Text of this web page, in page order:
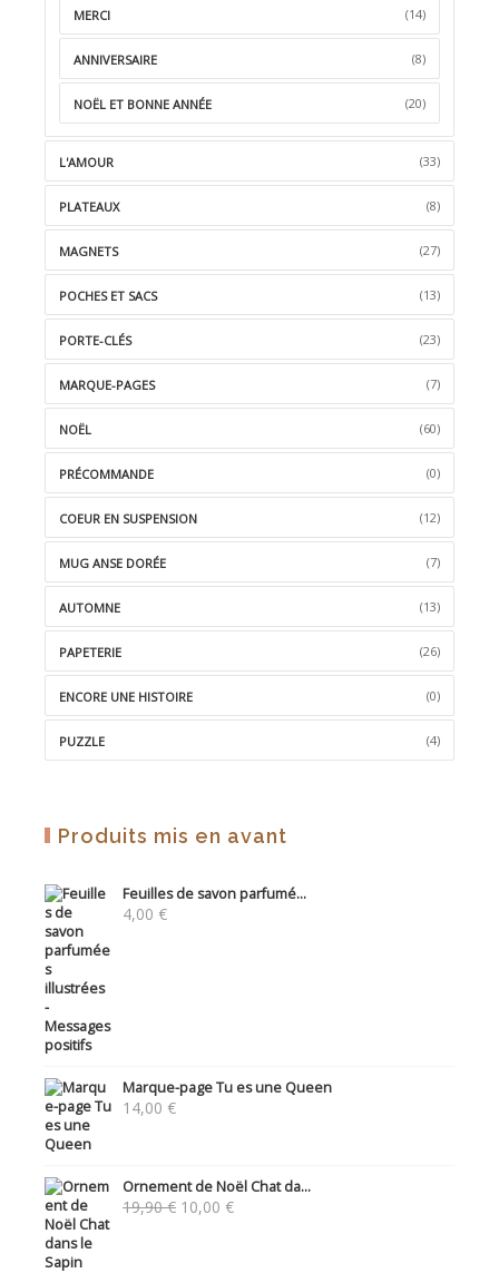
MERCI (14)
ANNIVERSAIRE (8)
NOËL ET BONNE ANNÉE (20)
L'AMOUR (33)
PLATEAUX (8)
MAGNETS (27)
POCHES ET SACS (13)
PORTE-CLÉS (23)
MARQUE-PAGES (7)
NOËL (60)
PRÉCOMMANDE (0)
COEUR EN SUSPENSION (12)
MUG ANSE DORÉE (7)
AUTOMNE (13)
PAPETERIE (26)
ENCORE UNE HISTOIRE (0)
PUZZLE (4)
Produits mis en avant
Feuilles de savon parfumé...
4,00 €
Marque-page Tu es une Queen
14,00 €
Ornement de Noël Chat da...
19,90€ Le
10,00 €Le